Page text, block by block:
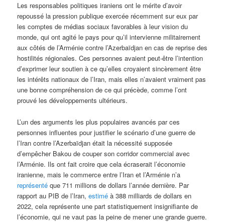
Les responsables politiques iraniens ont le mérite d’avoir
repoussé la pression publique exercée récemment sur eux par
les comptes de médias sociaux favorables à leur vision du
monde, qui ont agité le pays pour qu’il intervienne militairement
aux côtés de l’Arménie contre l’Azerbaïdjan en cas de reprise des
hostilités régionales. Ces personnes avaient peut-être l’intention
d’exprimer leur soutien à ce qu’elles croyaient sincèrement être
les intérêts nationaux de l’Iran, mais elles n’avaient vraiment pas
une bonne compréhension de ce qui précède, comme l’ont
prouvé les développements ultérieurs.
L’un des arguments les plus populaires avancés par ces
personnes influentes pour justifier le scénario d’une guerre de
l’Iran contre l’Azerbaïdjan était la nécessité supposée
d’empêcher Bakou de couper son corridor commercial avec
l’Arménie. Ils ont fait croire que cela écraserait l’économie
iranienne, mais le commerce entre l’Iran et l’Arménie n’a
représenté que 711 millions de dollars l’année dernière. Par
rapport au PIB de l’Iran,estimé à 388 milliards de dollars en
2022, cela représente une part statistiquement insignifiante de
l’économie, qui ne vaut pas la peine de mener une grande guerre.